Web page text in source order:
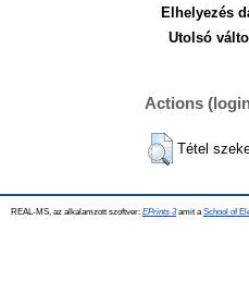
Elhelyezés
Utolsó
Actions
Tétel
REAL-MS, az alkalamzott szoftver: EPrints 3amit a School of